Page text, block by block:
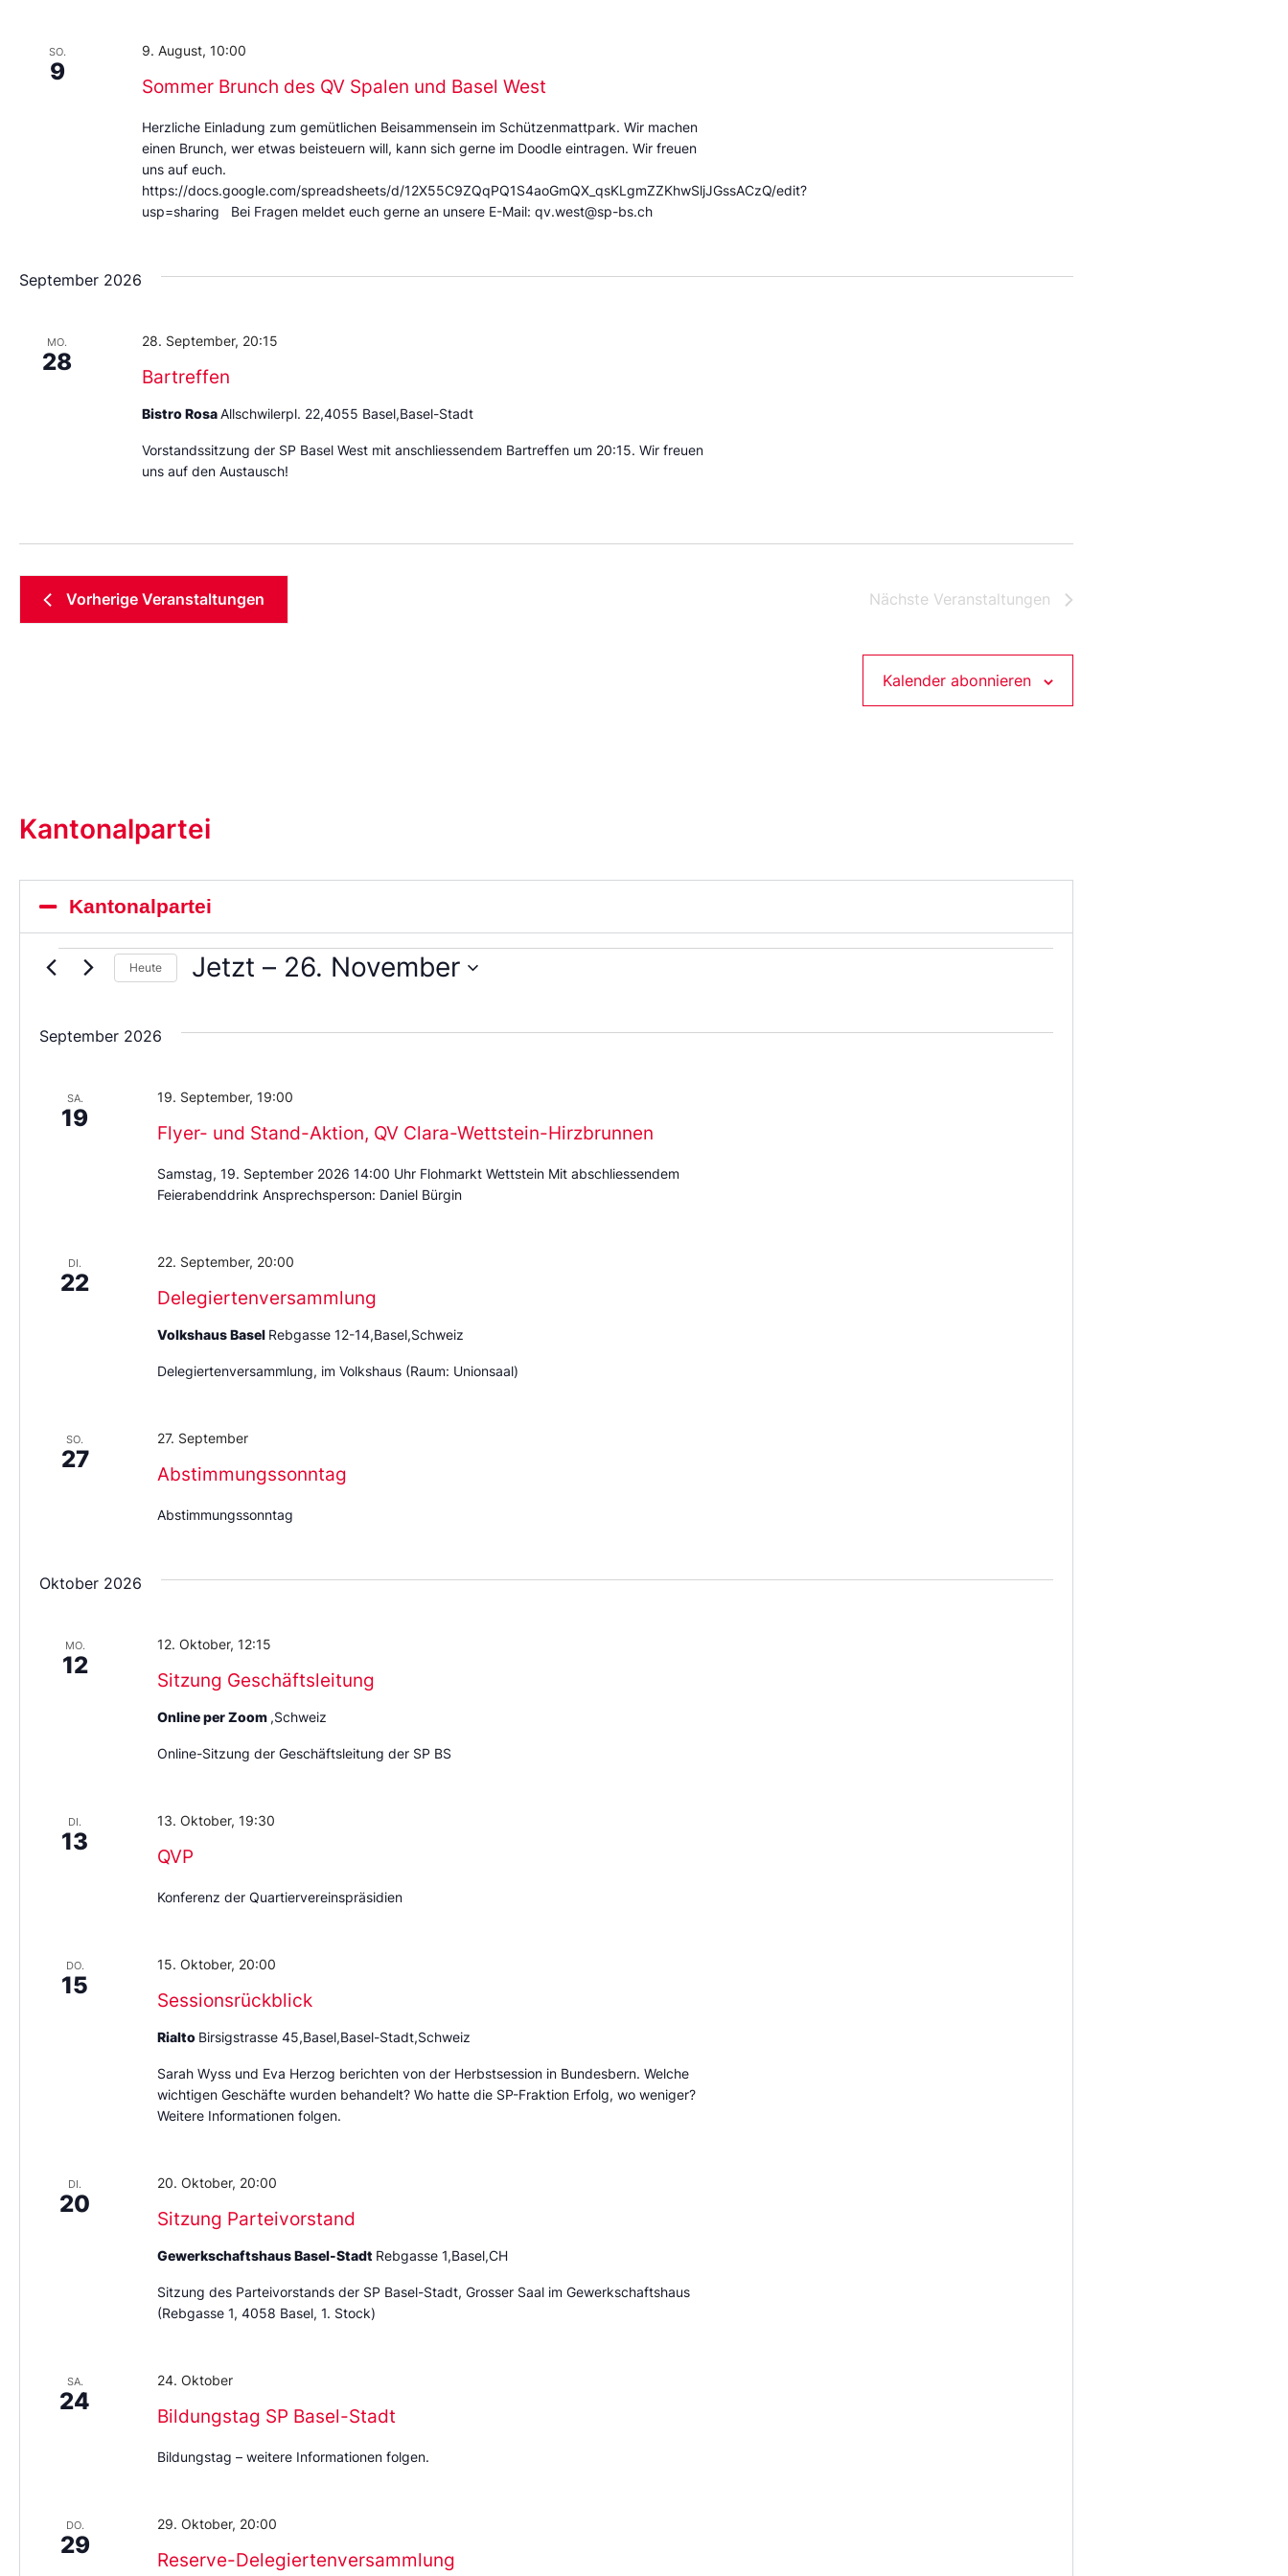
SO.
9
Sommer Brunch des QV Spalen und Basel West
9. August, 10:00
Herzliche Einladung zum gemütlichen Beisammensein im Schützenmattpark. Wir machen
einen Brunch, wer etwas beisteuern will, kann sich gerne im Doodle eintragen. Wir freuen
uns auf euch.
https://docs.google.com/spreadsheets/d/12X55C9ZQqPQ1S4aoGmQX_qsKLgmZZKhwSljJGssACzQ/edit?
usp=sharing Bei Fragen meldet euch gerne an unsere E-Mail: qv.west@sp-bs.ch
September 2026
MO.
28
Bartreffen
28. September, 20:15
Bistro RosaAllschwilerpl. 22,4055 Basel,Basel-Stadt
Vorstandssitzung der SP Basel West mit anschliessendem Bartreffen um 20:15. Wir freuen
uns auf den Austausch!
Vorherige Veranstaltungen Nächste Veranstaltungen
Kalender abonnieren
Kantonalpartei
Kantonalpartei
Heute Jetzt – 26. November
das
September 2026
SA.
19
Flyer- und Stand-Aktion, QV Clara-Wettstein-Hirzbrunnen
19. September, 19:00
Samstag, 19. September 2026 14:00 Uhr Flohmarkt Wettstein Mit abschliessendem
Feierabenddrink Ansprechsperson: Daniel Bürgin
DI.
22
Delegiertenversammlung
22. September, 20:00
Volkshaus Basel Rebgasse 12-14,Basel,Schweiz
Delegiertenversammlung, im Volkshaus (Raum: Unionsaal)
SO.
27
Abstimmungssonntag
27. September
Abstimmungssonntag
Oktober 2026
MO.
12
Sitzung Geschäftsleitung
12. Oktober, 12:15
Online per Zoom ,Schweiz
Online-Sitzung der Geschäftsleitung der SP BS
DI.
13
QVP
13. Oktober, 19:30
Konferenz der Quartiervereinspräsidien
DO.
15
Sessionsrückblick
15. Oktober, 20:00
Rialto Birsigstrasse 45,Basel,Basel-Stadt,Schweiz
Sarah Wyss und Eva Herzog berichten von der Herbstsession in Bundesbern. Welche
wichtigen Geschäfte wurden behandelt? Wo hatte die SP-Fraktion Erfolg, wo weniger?
Weitere Informationen folgen.
DI.
20
Sitzung Parteivorstand
20. Oktober, 20:00
Gewerkschaftshaus Basel-Stadt Rebgasse 1,Basel,CH
Sitzung des Parteivorstands der SP Basel-Stadt, Grosser Saal im Gewerkschaftshaus
(Rebgasse 1, 4058 Basel, 1. Stock)
SA.
24
Bildungstag SP Basel-Stadt
24. Oktober
Bildungstag – weitere Informationen folgen.
DO.
29
Reserve-Delegiertenversammlung
29. Oktober, 20:00